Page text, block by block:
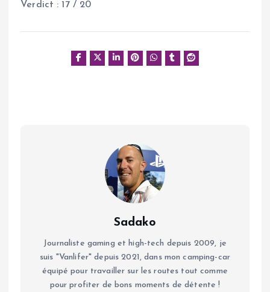
Verdict : 17 / 20
Sadako
Journaliste gaming et high-tech depuis 2009, je
suis "Vanlifer" depuis 2021, dans mon camping-car
équipé pour travailler sur les routes tout comme
pour profiter de bons moments de détente !